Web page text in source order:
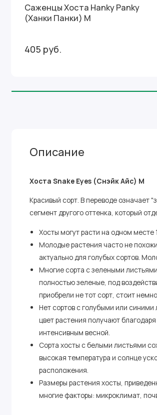
Саженцы Хоста Hanky Panky
(Ханки Панки) М
405 руб.
Описание
Хоста Snake Eyes (Снэйк Айс) М
Красивый сорт. В переводе означает
сегмент другого оттенка, который
Хосты могут расти на одном месте
Молодые растения часто не
актуально для голубых сортов.
Многие сорта с зелеными
полностью зеленые, под
приобрели не тот сорт, стоит
Нет сортов с голубыми или синими
цвет растения получают
интенсивным весной.
Сорта хосты с белыми листьями
высокая температура и солнце
расположения.
Размеры растения хосты,
многие факторы: микроклимат,